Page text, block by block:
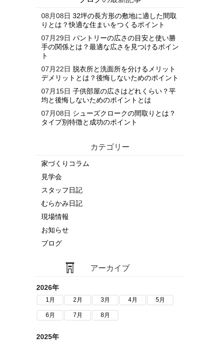
08月08日 32坪の長方形の敷地に適した間取
りとは？快適な住まいをつくるポイント
07月29日 パントリーの広さの目安と使い勝
手の関係とは？最適な広さを見つけるポイン
ト
07月22日 脱衣所と洗面所を分けるメリット
デメリットとは？後悔しないためのポイント
07月15日 子供部屋の広さはどれくらい？平
均と後悔しないためのポイントとは
07月08日 シューズクロークの間取りとは？
タイプ別特徴と成功のポイント
カテゴリー
家づくりコラム
見学会
スタッフ日記
むらかみ日記
現場情報
お知らせ
ブログ
アーカイブ
2026年
1月 2月 3月 4月 5月
6月 7月 8月
2025年